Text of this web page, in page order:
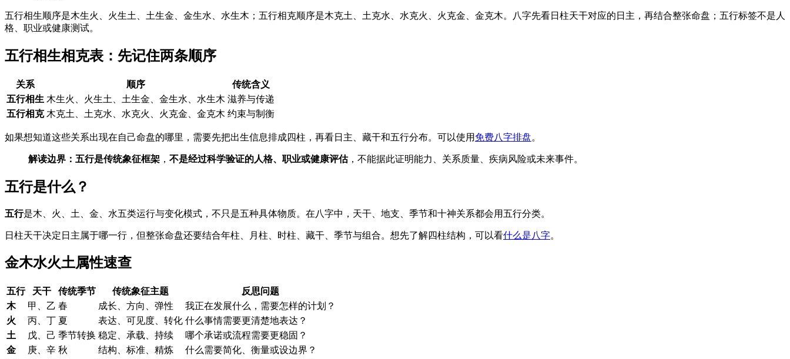
五行相生顺序是木生火、火生土、土生金、金生水、水生木；五行相克顺序是木克土、土克水、水克火、火克金、金克木。八字先看日柱天干对应的日主，再结合整张命盘；五行标签不是人
格、职业或健康测试。
五行相生相克表：先记住两条顺序
关系 顺序
传统含义
五行相生 木生火、火生土、土生金、金生水、水生木 滋养与传递
五行相克 木克土、土克水、水克火、火克金、金克木 约束与制衡
如果想知道这些关系出现在自己命盘的哪里，需要先把出生信息排成四柱，再看日主、藏干和五行分布。可以使用 免费八字排盘。
解读边界： 五行是传统象征框架 ， 不是经过科学验证的人格、职业或健康评估，不能据此证明能力、关系质量、疾病风险或未来事件。
五行是什么？
五行是木、火、土、金、水五类运行与变化模式，不只是五种具体物质。在八字中，天干、地支、季节和十神关系都会用五行分类。
日柱天干决定日主属于哪一行，但整张命盘还要结合年柱、月柱、时柱、藏干、季节与组合。想先了解四柱结构，可以看什么是八字。
金木水火土属性速查
五行 天干 传统季节 传统象征主题
反思问题
木
甲、乙 春 成长、方向、弹性
我正在发展什么，需要怎样的计划？
火
丙、丁 夏 表达、可见度、转化 什么事情需要更清楚地表达？
土
戊、己 季节转换 稳定、承载、持续
哪个承诺或流程需要更稳固？
金
庚、辛 秋 结构、标准、精炼
什么需要简化、衡量或设边界？